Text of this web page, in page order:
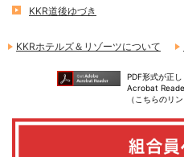
KKR道後ゆづき
KKRホテルズ＆リゾーツについて
PDF形式が正
Acrobat
（こちらのリ